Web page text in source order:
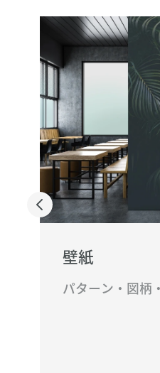
壁紙
パターン・図柄